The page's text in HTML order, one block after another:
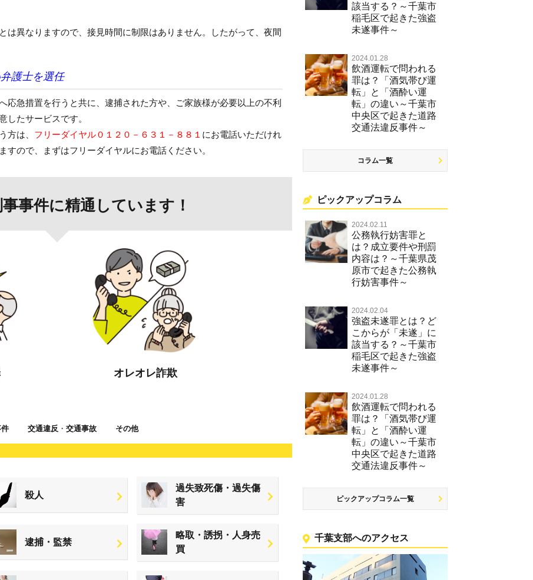
異なりますので、接見時間に制限はありません。したがって、夜間
護士を選任
応急措置を行うと共に、逮捕された方や、ご家族様が必要以上の不利
したサービスです。
方は、 フリーダイヤル０１２０－６３１－８８１ にお電話いただけれ
ので、まずはフリーダイヤルにお電話ください。
事件に精通しています！
オレオレ詐欺
交通違反 ・ 交通事故 その他
殺人
過失致死傷・過失傷
害
逮捕・監禁
略取・誘拐・人身売
買
該当する？～千葉市
稲毛区で起きた強盗
未遂事件～
2024.01.28
飲酒運転で問われる
罪は？「酒気帯び運
転」と「酒酔い運
転」の違い～千葉市
中央区で起きた道路
交通法違反事件～
コラム一覧
ピックアップコラム
2024.02.11
公務執行妨害罪と
は？成立要件や刑罰
内容は？～千葉県茂
原市で起きた公務執
行妨害事件～
2024.02.04
強盗未遂罪とは？ど
こからが「未遂」に
該当する？～千葉市
稲毛区で起きた強盗
未遂事件～
2024.01.28
飲酒運転で問われる
罪は？「酒気帯び運
転」と「酒酔い運
転」の違い～千葉市
中央区で起きた道路
交通法違反事件～
ピックアップコラム一覧
千葉支部へのアクセス